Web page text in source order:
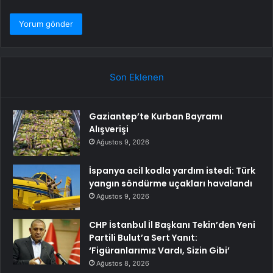
Son Eklenen
Gaziantep’te Kurban Bayramı
Alışverişi
Ağustos 9, 2026
İspanya acil kodla yardım istedi: Türk
yangın söndürme uçakları havalandı
Ağustos 9, 2026
CHP İstanbul İl Başkanı Tekin’den Yeni
Partili Bulut’a Sert Yanıt:
‘Figüranlarımız Vardı, Sizin Gibi’
Ağustos 8, 2026